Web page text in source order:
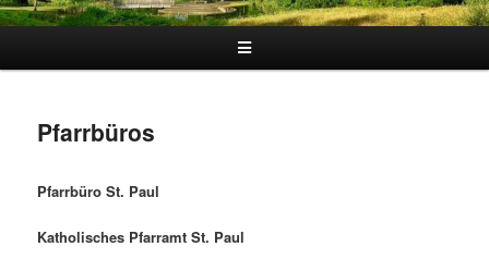
Pfarrbüros
Pfarrbüro St. Paul
Katholisches Pfarramt St. Paul